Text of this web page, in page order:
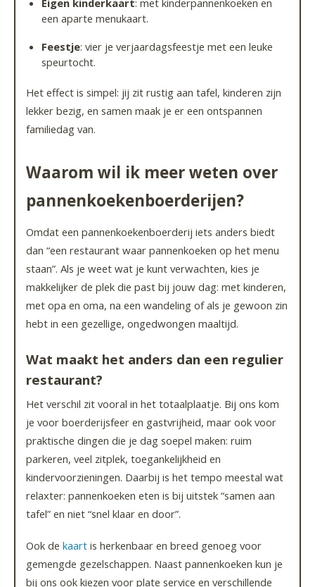
een aparte menukaart.
Feestje: vier je verjaardagsfeestje met een leuke
speurtocht.
Het effect is simpel: jij zit rustig aan tafel, kinderen zijn
lekker bezig, en samen maak je er een ontspannen
familiedag van.
Waarom wil ik meer weten over
pannenkoekenboerderijen?
Omdat een pannenkoekenboerderij iets anders biedt
dan “een restaurant waar pannenkoeken op het menu
staan”. Als je weet wat je kunt verwachten, kies je
makkelijker de plek die past bij jouw dag: met kinderen,
met opa en oma, na een wandeling of als je gewoon zin
hebt in een gezellige, ongedwongen maaltijd.
Wat maakt het anders dan een regulier
restaurant?
Het verschil zit vooral in het totaalplaatje. Bij ons kom
je voor boerderijsfeer en gastvrijheid, maar ook voor
praktische dingen die je dag soepel maken: ruim
parkeren, veel zitplek, toegankelijkheid en
kindervoorzieningen. Daarbij is het tempo meestal wat
relaxter: pannenkoeken eten is bij uitstek “samen aan
tafel” en niet “snel klaar en door”.
Ook de kaartis herkenbaar en breed genoeg voor
gemengde gezelschappen. Naast pannenkoeken kun je
bij ons ook kiezen voor plate service en verschillende